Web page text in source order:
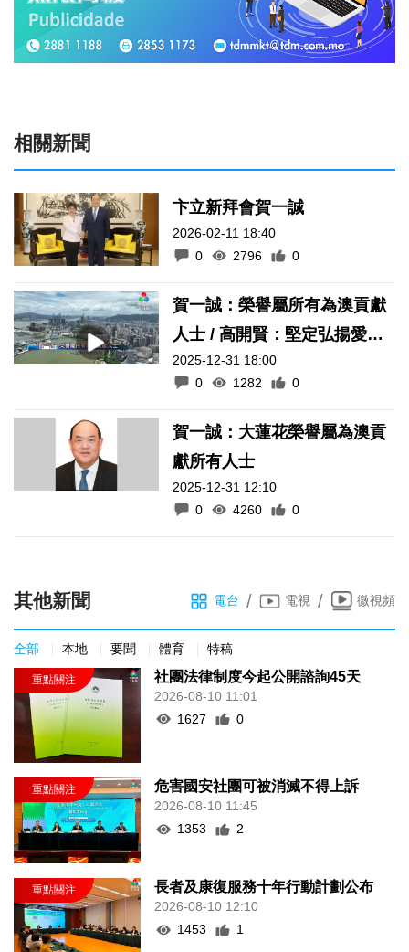
相關新聞
卞立新拜會賀一誠
2026-02-11 18:40
0
2796 0
賀一誠：榮譽屬所有為澳貢獻
人士 / 高開賢：堅定弘揚愛國
愛澳核心價值
2025-12-31 18:00
0
1282 0
賀一誠：大蓮花榮譽屬為澳貢
獻所有人士
2025-12-31 12:10
0
4260 0
其他新聞 電台 / 電視 / 微視頻
全部 本地 要聞 體育 特稿
社團法律制度今起公開諮詢45天
2026-08-10 11:01
1627
0
危害國安社團可被消滅不得上訴
2026-08-10 11:45
1353
2
長者及康復服務十年行動計劃公布
2026-08-10 12:10
1453
1